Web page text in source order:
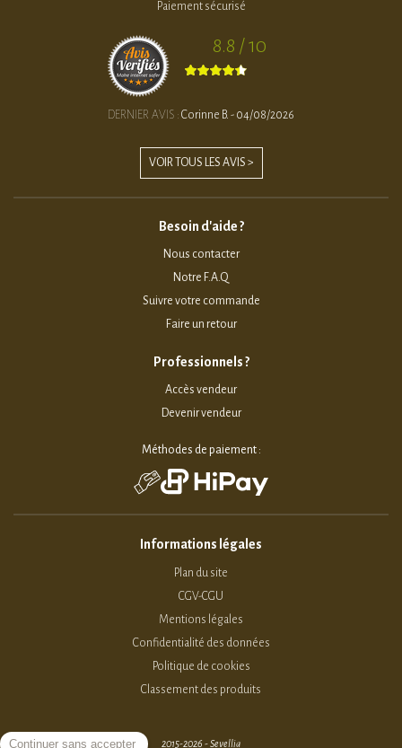
Paiement sécurisé
8.8 / 10
DERNIER AVIS : Corinne B. - 04/08/2026
VOIR TOUS LES AVIS >
Besoin d'aide ?
Nous contacter
Notre F.A.Q
Suivre votre commande
Faire un retour
Professionnels ?
Accès vendeur
Devenir vendeur
Méthodes de paiement :
Informations légales
Plan du site
CGV-CGU
Mentions légales
Confidentialité des données
Politique de cookies
Classement des produits
2015-2026 - Sevellia